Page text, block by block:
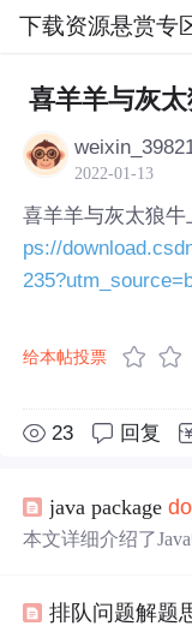
下载资源悬赏专
社区 下载资源
喜羊羊与灰
2022-01-13
喜羊羊与灰太狼牛
ps://
给本帖投票
23 回复
java package
本文详细介绍了
包的Java程序，同
排队问题解题